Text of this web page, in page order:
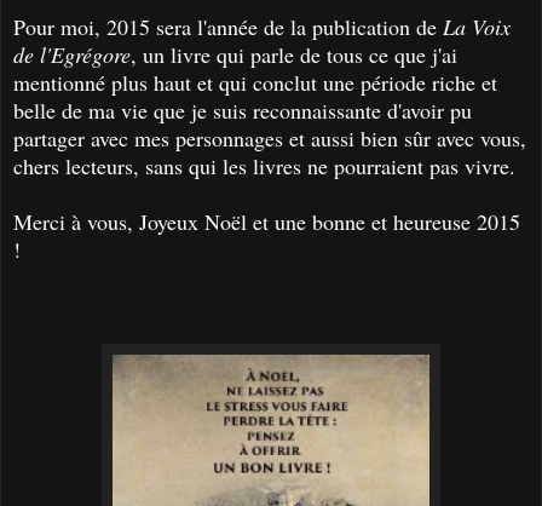
Pour moi, 2015 sera l'année de la publication de La Voix
de l'Egrégore, un livre qui parle de tous ce que j'ai
mentionné plus haut et qui conclut une période riche et
belle de ma vie que je suis reconnaissante d'avoir pu
partager avec mes personnages et aussi bien sûr avec vous,
chers lecteurs, sans qui les livres ne pourraient pas vivre.
Merci à vous, Joyeux Noël et une bonne et heureuse 2015
!